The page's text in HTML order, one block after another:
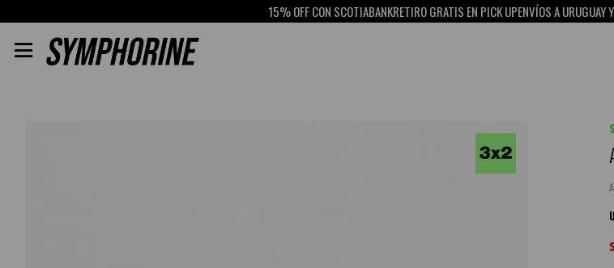
15% OFF CON SCOTIABANKRETIRO GRATIS EN PICK UPENVÍOS A URUGUAY Y EL
